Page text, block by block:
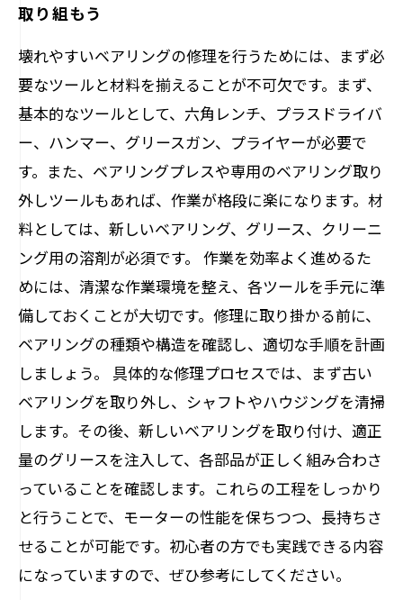
取り組もう
壊れやすいベアリングの修理を行うためには、まず必
要なツールと材料を揃えることが不可欠です。まず、
基本的なツールとして、六角レンチ、プラスドライバ
ー、ハンマー、グリースガン、プライヤーが必要で
す。また、ベアリングプレスや専用のベアリング取り
外しツールもあれば、作業が格段に楽になります。材
料としては、新しいベアリング、グリース、クリーニ
ング用の溶剤が必須です。 作業を効率よく進めるた
めには、清潔な作業環境を整え、各ツールを手元に準
備しておくことが大切です。修理に取り掛かる前に、
ベアリングの種類や構造を確認し、適切な手順を計画
しましょう。 具体的な修理プロセスでは、まず古い
ベアリングを取り外し、シャフトやハウジングを清掃
します。その後、新しいベアリングを取り付け、適正
量のグリースを注入して、各部品が正しく組み合わさ
っていることを確認します。これらの工程をしっかり
と行うことで、モーターの性能を保ちつつ、長持ちさ
せることが可能です。初心者の方でも実践できる内容
になっていますので、ぜひ参考にしてください。